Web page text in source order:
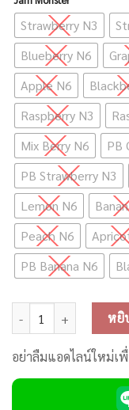
Strawberry N3
Blueberry N6
Apple N6
Raspberry N3
Mix Berry N6
PB
PB Strawberry N3
Lemon N6
Peach N6
PB Banana N6
จำนวน Jam Monsterหยิ
อย่าลืมแอดไลน์ใหม่เ